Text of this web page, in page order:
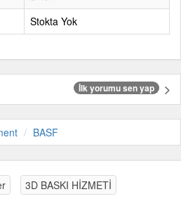
Stokta Yok
İlk yorumu sen yap
BASF
3D BASKI HİZMETİ